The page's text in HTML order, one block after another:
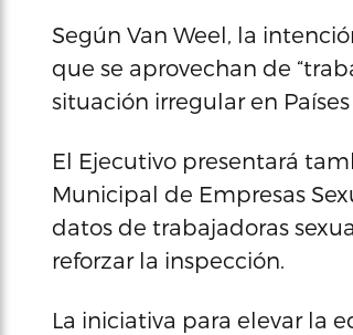
Según Van Weel, la
que se aprovechan de
situación irregular en Países
El Ejecutivo presentará
Municipal de Empresas
datos de trabajadoras
reforzar la inspección.
La iniciativa para elevar la